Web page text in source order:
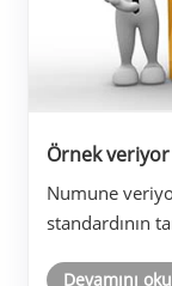
Örnek
Numune
standardının
Devamını oku